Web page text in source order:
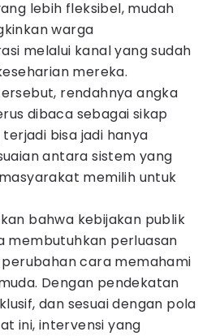
lebih fleksibel, mudah
warga
melalui kanal yang sudah
mereka.
rendahnya angka
dibaca sebagai sikap
bisa jadi hanya
antara sistem yang
memilih untuk
bahwa kebijakan publik
membutuhkan perluasan
cara memahami
Dengan pendekatan
dan sesuai dengan pola
ini, intervensi yang